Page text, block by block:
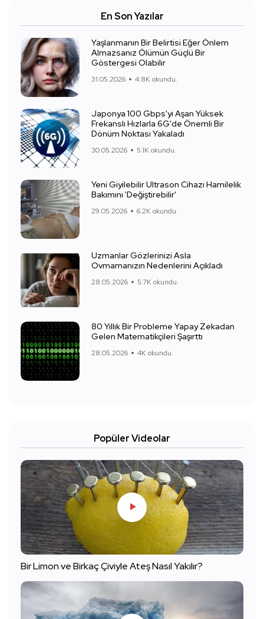
En Son Yazılar
Yaşlanmanın Bir Belirtisi Eğer Önlem
Almazsanız Ölümün Güçlü Bir
Göstergesi Olabilir
31.05.2026 4.8K okundu.
Japonya 100 Gbps'yi Aşan Yüksek
Frekanslı Hızlarla 6G'de Önemli Bir
Dönüm Noktası Yakaladı
30.05.2026 5.1K okundu.
Yeni Giyilebilir Ultrason Cihazı Hamilelik
Bakımını 'Değiştirebilir'
29.05.2026 6.2K okundu.
Uzmanlar Gözlerinizi Asla
Ovmamanızın Nedenlerini Açıkladı
28.05.2026 5.7K okundu.
80 Yıllık Bir Probleme Yapay Zekadan
Gelen Matematikçileri Şaşırttı
28.05.2026 4K okundu.
Popüler Videolar
Bir Limon ve Birkaç Çiviyle Ateş Nasıl Yakılır?